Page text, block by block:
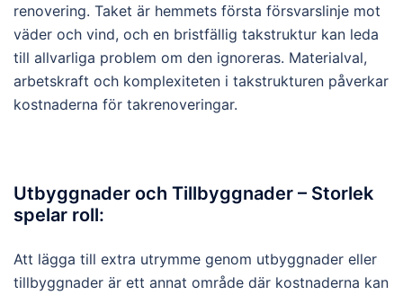
renovering. Taket är hemmets första försvarslinje mot
väder och vind, och en bristfällig takstruktur kan leda
till allvarliga problem om den ignoreras. Materialval,
arbetskraft och komplexiteten i takstrukturen påverkar
kostnaderna för takrenoveringar.
Utbyggnader och Tillbyggnader – Storlek
spelar roll:
Att lägga till extra utrymme genom utbyggnader eller
tillbyggnader är ett annat område där kostnaderna kan